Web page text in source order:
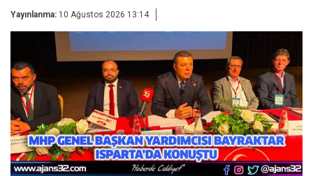
Yayınlanma: 10 Ağustos 2026 13:14